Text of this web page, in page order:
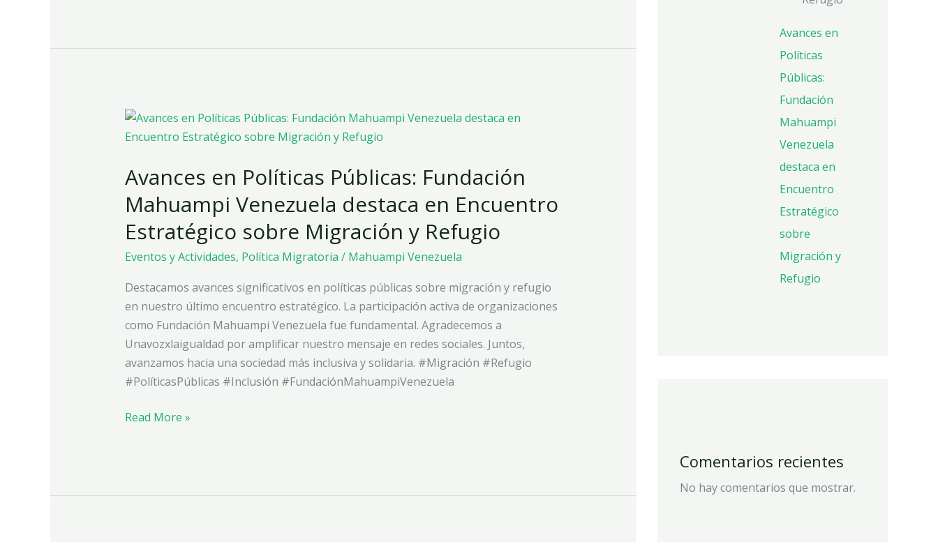
Avances en Políticas Públicas: Fundación
Mahuampi Venezuela destaca en Encuentro
Estratégico sobre Migración y Refugio
Eventos y Actividades, Política Migratoria / Mahuampi Venezuela
Destacamos avances significativos en políticas públicas sobre migración y refugio
en nuestro último encuentro estratégico. La participación activa de organizaciones
como Fundación Mahuampi Venezuela fue fundamental. Agradecemos a
Unavozxlaigualdad por amplificar nuestro mensaje en redes sociales. Juntos,
avanzamos hacia una sociedad más inclusiva y solidaria. #Migración #Refugio
#PolíticasPúblicas #Inclusión #FundaciónMahuampiVenezuela
Avances
en
Públicas:
Mahuampi
Venezuela
destaca
Encuentro
Estratégico
sobre
Migración
y
Refugio
Read More »
Avances en
Políticas
Públicas:
Fundación
Mahuampi
Venezuela
destaca en
Encuentro
Estratégico
sobre
Migración y
Refugio
Comentarios recientes
No hay comentarios que mostrar.